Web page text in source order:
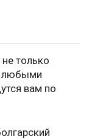
только
любыми
вам по